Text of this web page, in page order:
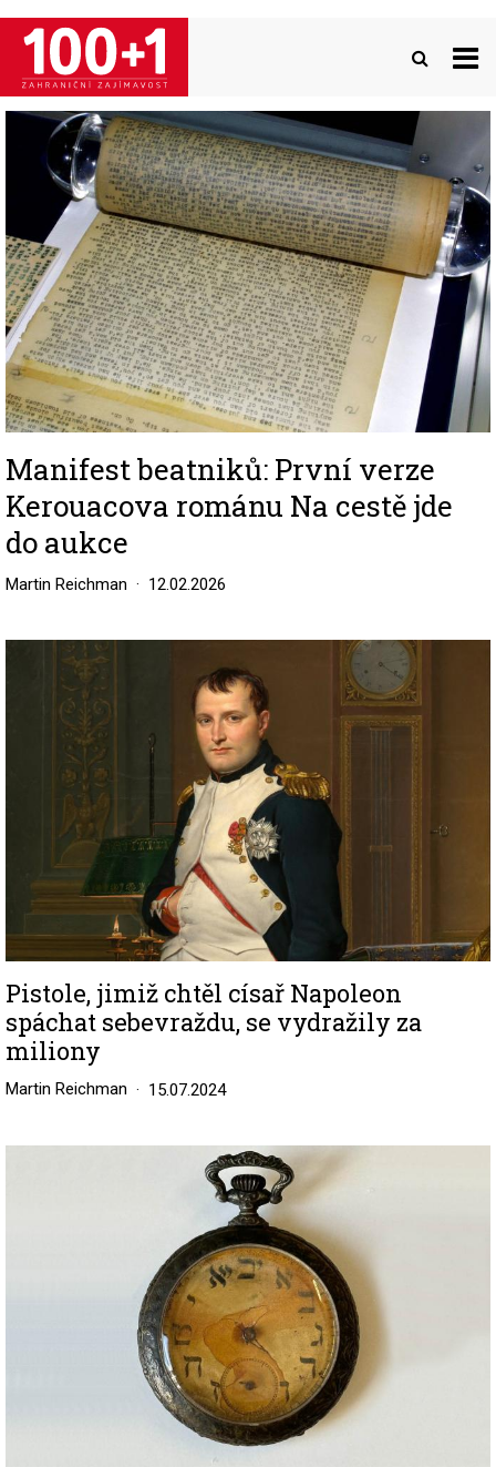
Přejít
hlavnímu
obsahu
Image
Manifest beatniků: První verze
Kerouacova románu Na cestě jde
do aukce
Martin Reichman 12.02.2026
Pistole, jimiž chtěl císař Napoleon
spáchat sebevraždu, se vydražily za
miliony
Martin Reichman 15.07.2024